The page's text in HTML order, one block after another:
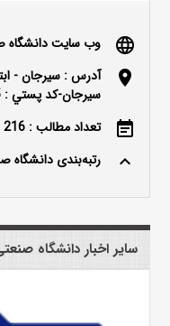
language وب سایت دانشگاه
location_on
آدرس : سيرجان -
سیرجان-کد پستي : 7813733385
event_note تعداد مطالب : 216
keyboard_arrow_up رتبه‌بندی دانشگاه
سایر اخبار دانشگاه